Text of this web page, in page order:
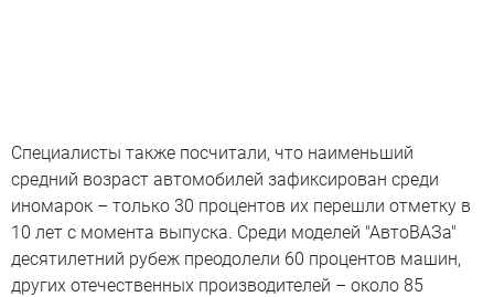
Специалисты также посчитали, что наименьший
средний возраст автомобилей зафиксирован среди
иномарок – только 30 процентов их перешли отметку в
10 лет с момента выпуска. Среди моделей "АвтоВАЗа"
десятилетний рубеж преодолели 60 процентов машин,
других отечественных производителей – около 85